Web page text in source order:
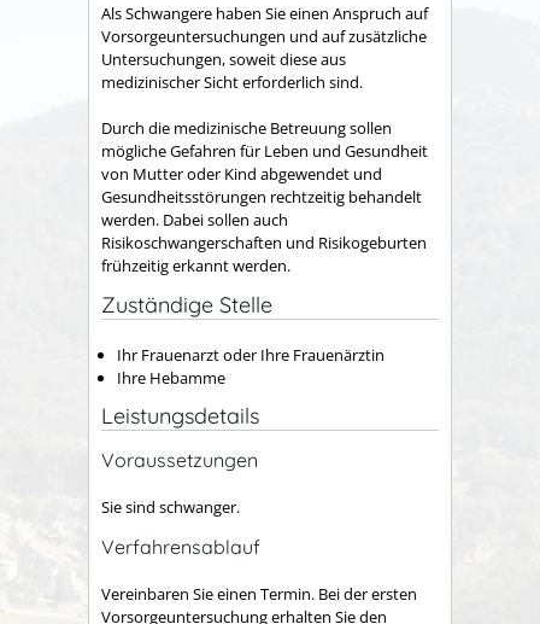
Als Schwangere haben Sie einen Anspruch auf
Vorsorgeuntersuchungen und auf zusätzliche
Untersuchungen, soweit diese aus
medizinischer Sicht erforderlich sind.
Durch die medizinische Betreuung sollen
mögliche Gefahren für Leben und Gesundheit
von Mutter oder Kind abgewendet und
Gesundheitsstörungen rechtzeitig behandelt
werden. Dabei sollen auch
Risikoschwangerschaften und Risikogeburten
frühzeitig erkannt werden.
Zuständige Stelle
Ihr Frauenarzt oder Ihre Frauenärztin
Ihre Hebamme
Leistungsdetails
Voraussetzungen
Sie sind schwanger.
Verfahrensablauf
Vereinbaren Sie einen Termin. Bei der ersten
Vorsorgeuntersuchung erhalten Sie den